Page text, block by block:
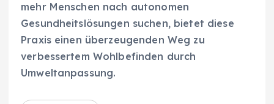
mehr Menschen nach autonomen
Gesundheitslösungen suchen, bietet diese
Praxis einen überzeugenden Weg zu
verbessertem Wohlbefinden durch
Umweltanpassung.